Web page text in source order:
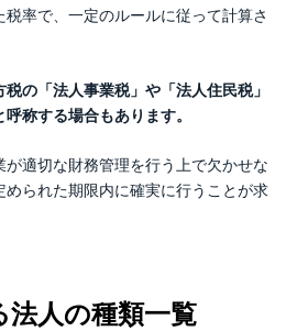
率で、一定のルールに従って計算さ
税の「法人事業税」や「法人住民税」
呼称する場合もあります。
適切な財務管理を行う上で欠かせな
められた期限内に確実に行うことが求
人の種類一覧